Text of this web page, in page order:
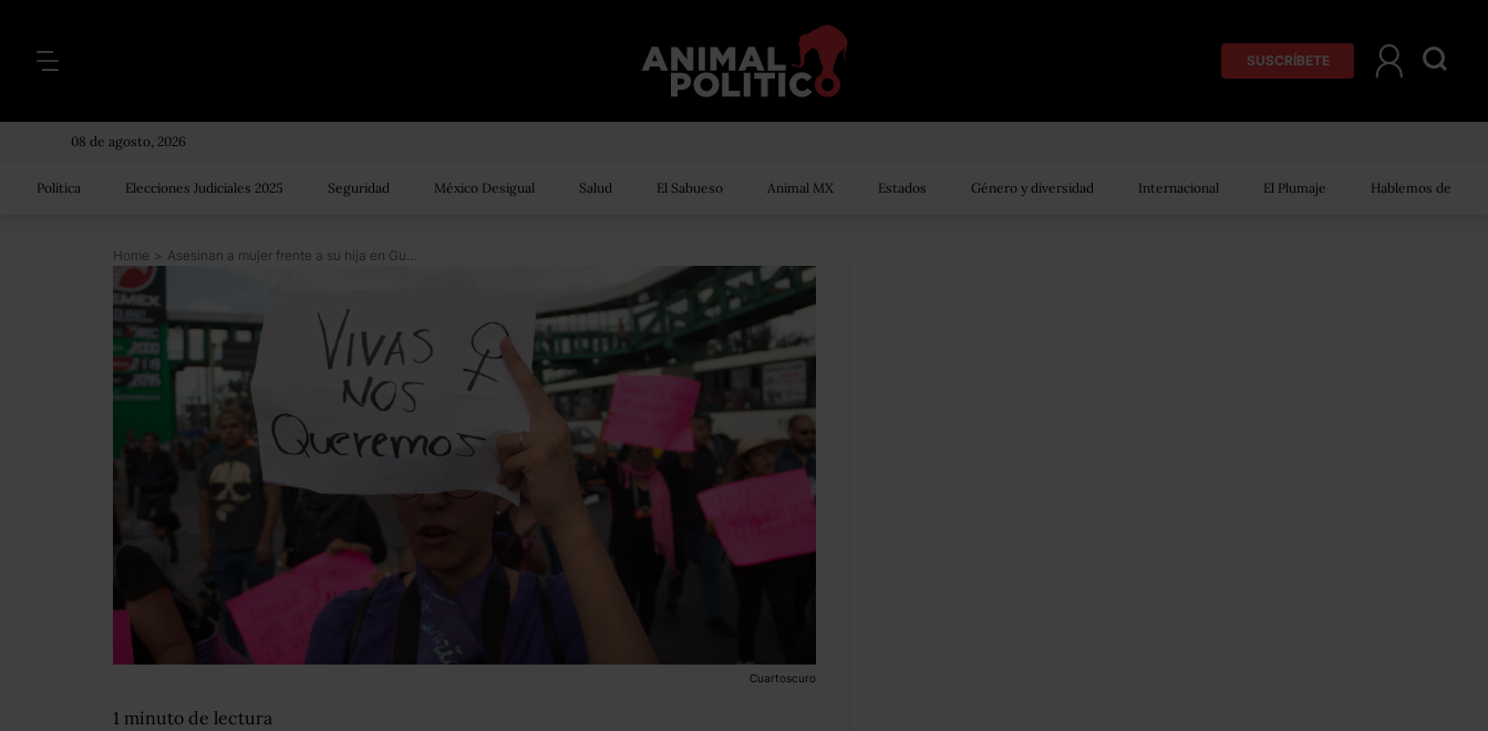
SUSCRÍBETE
08 de agosto, 2026
Política Elecciones Judiciales 2025 Seguridad México Desigual Salud El Sabueso Animal MX Estados Género y diversidad Internacional El Plumaje Hablemos de
Home > Asesinan a mujer frente a su hija en Gustavo A. Madero; PGJCDMX investiga el caso como feminicidio
Cuartoscuro
1 minuto de lectura